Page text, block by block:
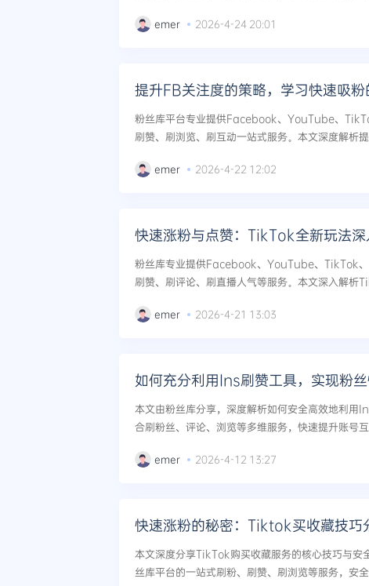
emer 2026-4-24 20:01
提升FB关注度的策略，学习快速吸粉
粉丝库平台专业提供Facebook、YouTube、
刷赞、刷浏览、刷互动一站式服务。本文深度解析
emer 2026-4-22 12:02
快速涨粉与点赞：TikTok全新玩法
粉丝库专业提供Facebook、YouTube、TikTok
刷赞、刷评论、刷直播人气等服务。本文深入解析
emer 2026-4-21 13:03
如何充分利用Ins刷赞工具，实现粉
本文由粉丝库分享，深度解析如何安全高效地利
合刷粉丝、评论、浏览等多维服务，快速提升账号
emer 2026-4-12 13:27
快速涨粉的秘密：Tiktok买收藏技巧
本文深度分享TikTok购买收藏服务的核心技巧与安
丝库平台的一站式刷粉、刷赞、刷浏览等服务，